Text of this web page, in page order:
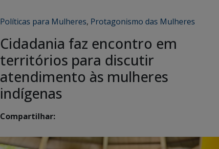
Políticas para Mulheres, Protagonismo das Mulheres
Cidadania faz encontro em
territórios para discutir
atendimento às mulheres
indígenas
Compartilhar: